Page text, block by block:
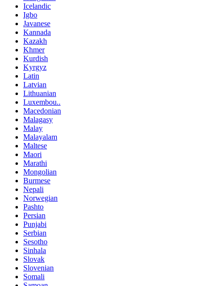
Icelandic
Igbo
Javanese
Kannada
Kazakh
Khmer
Kurdish
Kyrgyz
Latin
Latvian
Lithuanian
Luxembou..
Macedonian
Malagasy
Malay
Malayalam
Maltese
Maori
Marathi
Mongolian
Burmese
Nepali
Norwegian
Pashto
Persian
Punjabi
Serbian
Sesotho
Sinhala
Slovak
Slovenian
Somali